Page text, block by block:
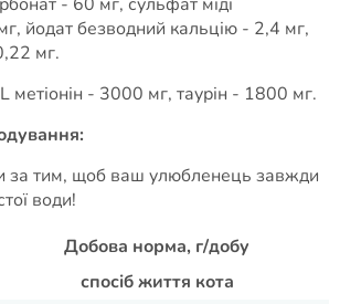
йодат безводний кальцію - 2,4 мг,
мг.
метіонін - 3000 мг, таурін - 1800 мг.
за тим, щоб ваш улюбленець завжди
води!
Добова норма, г/добу
спосіб життя кота